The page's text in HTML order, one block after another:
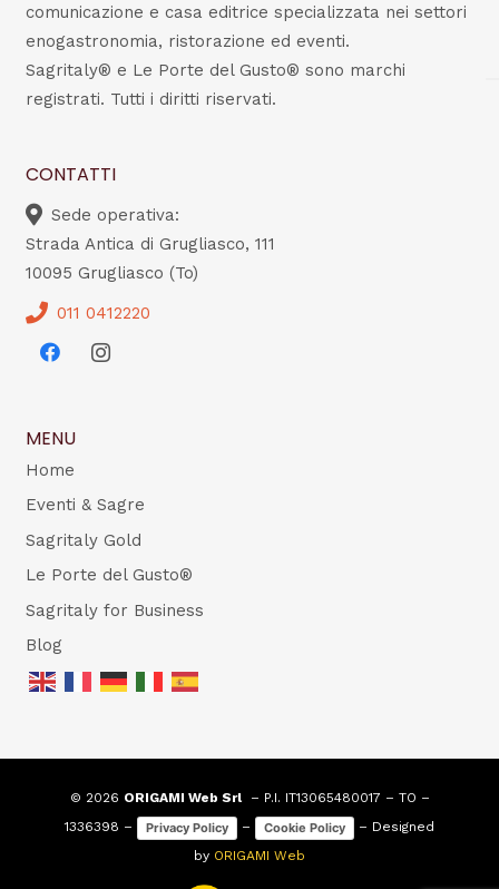
comunicazione e casa editrice specializzata nei settori
enogastronomia, ristorazione ed eventi.
Sagritaly® e Le Porte del Gusto® sono marchi
registrati. Tutti i diritti riservati.
CONTATTI
Sede operativa:
Strada Antica di Grugliasco, 111
10095 Grugliasco (To)
011 0412220
MENU
Home
Eventi & Sagre
Sagritaly Gold
Le Porte del Gusto®
Sagritaly for Business
Blog
© 2026 ORIGAMI Web Srl– P.I. IT13065480017 – TO –
1336398 –
Privacy Policy – Cookie Policy
– Designed
by ORIGAMI Web